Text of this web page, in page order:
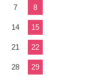
7 8
14 15
21 22
28 29